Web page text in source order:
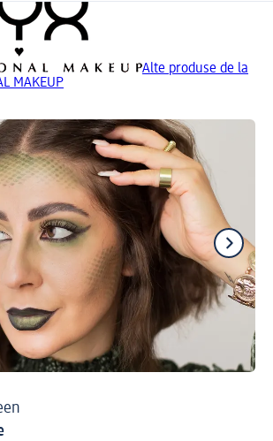
Alte produse de la
MAKEUP